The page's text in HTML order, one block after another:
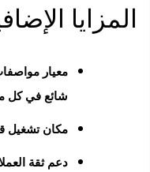
الإضافية
معيار مواصفات/
شائع في كل منتج
مكان تشغيل قياسي
دعم ثقة العملاء